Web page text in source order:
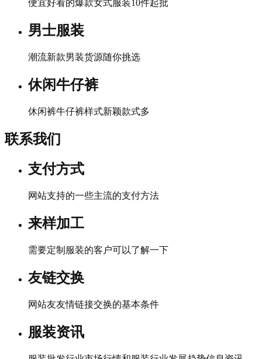
便宜好看的爆款女式服装10件起批
男士服装
潮流新款男装货源随你挑选
休闲牛仔裤
休闲裤牛仔裤样式新颖款式多
联系我们
支付方式
网站支持的一些主流的支付方法
来样加工
需要定制服装的客户可以了解一下
友链交换
网站友友情链接交换的基本条件
服装资讯